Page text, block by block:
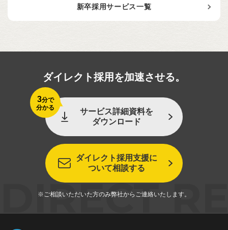
新卒採用サービス一覧
ダイレクト採用を加速させる。
3分で
分かる
サービス詳細資料を
ダウンロード
ダイレクト採用支援に
ついて相談する
※ご相談いただいた方のみ弊社からご連絡いたします。
DIRECT